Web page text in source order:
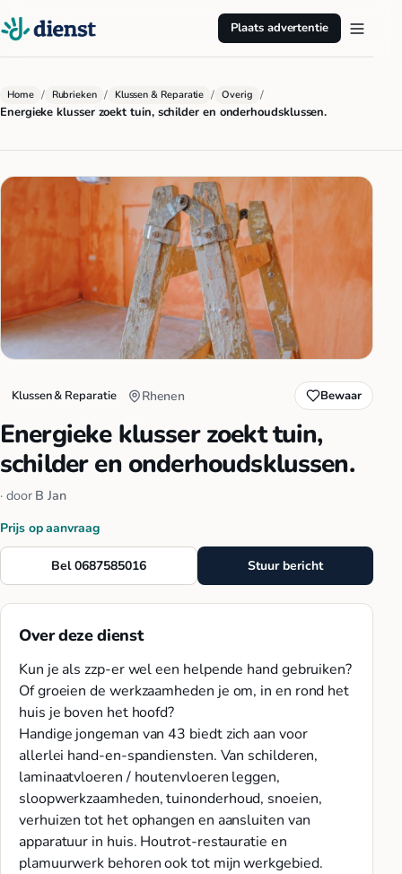
Plaats advertentie
Home / Rubrieken / Klussen & Reparatie / Overig /
Energieke klusser zoekt tuin, schilder en onderhoudsklussen.
Klussen & Reparatie Rhenen Bewaar
Energieke klusser zoekt tuin,
schilder en onderhoudsklussen.
· door B Jan
Prijs op aanvraag
Bel 0687585016 Stuur bericht
Over deze dienst
Kun je als zzp-er wel een helpende hand gebruiken?
Of groeien de werkzaamheden je om, in en rond het
huis je boven het hoofd?
Handige jongeman van 43 biedt zich aan voor
allerlei hand-en-spandiensten. Van schilderen,
laminaatvloeren / houtenvloeren leggen,
sloopwerkzaamheden, tuinonderhoud, snoeien,
verhuizen tot het ophangen en aansluiten van
apparatuur in huis. Houtrot-restauratie en
plamuurwerk behoren ook tot mijn werkgebied.